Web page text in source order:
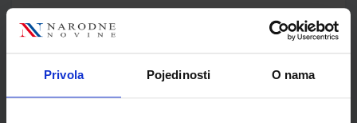
Privola Pojedinosti O nama
Jedinična mjera
Nakladnik
ŠKOLSKA KNJIGA d.d.
Autor
Benić Jošić Mandir Režić